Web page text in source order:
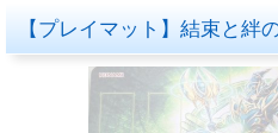
【プレイマット】結束と絆